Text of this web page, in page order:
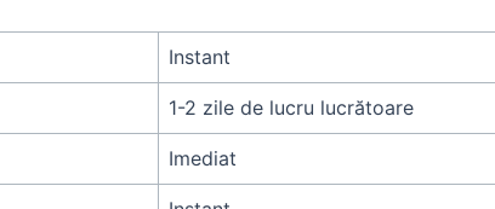
Instant
1-2 zile de lucru lucrătoare
Imediat